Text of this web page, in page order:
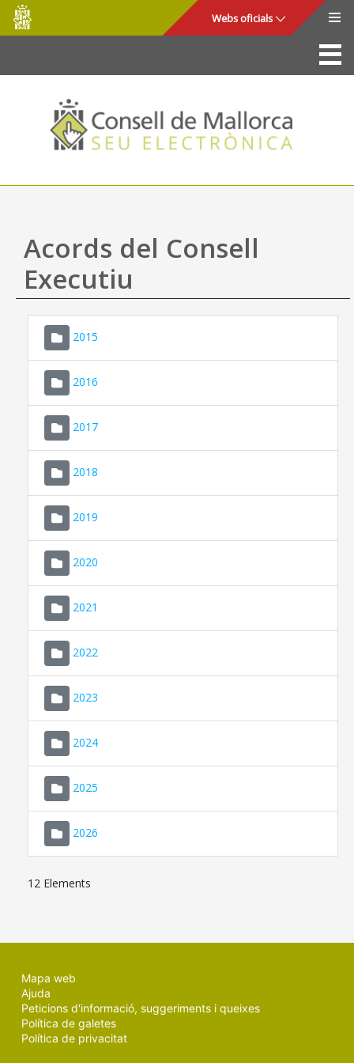
Salta al contingut principal
Consell
de
Mallorca
Webs oficials
La Seu
Consell de Mallorca
Accés i seguretat
Utilitats
Ajuda
Acords del Consell
Executiu
2015
2016
2017
2018
2019
2020
2021
2022
2023
2024
2025
2026
12 Elements
Mapa web
Ajuda
Peticions d'informació, suggeriments i queixes
Política de galetes
Política de privacitat